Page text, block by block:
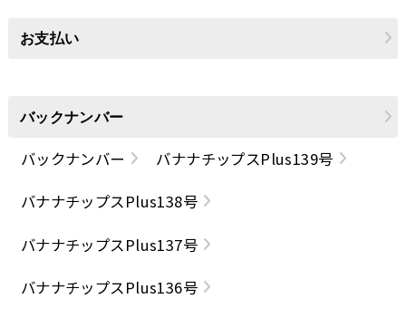
お支払い
バックナンバー
バックナンバー
バナナチップスPlus139号
バナナチップスPlus138号
バナナチップスPlus137号
バナナチップスPlus136号